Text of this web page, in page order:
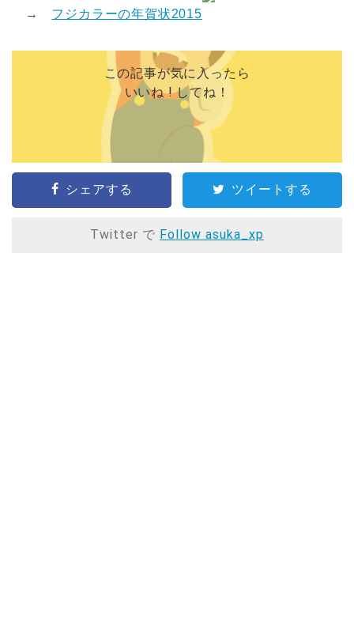
→ フジカラーの年賀状2015
この記事が気に入ったら
いいね ! してね！
シェアする ツイートする
Twitter で Follow asuka_xp